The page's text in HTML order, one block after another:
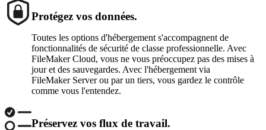
Protégez vos données.
Toutes les options d'hébergement s'accompagnent de
fonctionnalités de sécurité de classe professionnelle. Avec
FileMaker Cloud, vous ne vous préoccupez pas des mises à
jour et des sauvegardes. Avec l'hébergement via
FileMaker Server ou par un tiers, vous gardez le contrôle
comme vous l'entendez.
Préservez vos flux de travail.